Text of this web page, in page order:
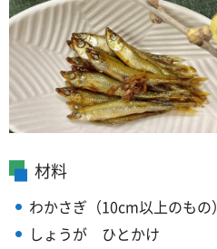
材料
わかさぎ（10cm以上のもの）
しょうが
ひとかけ